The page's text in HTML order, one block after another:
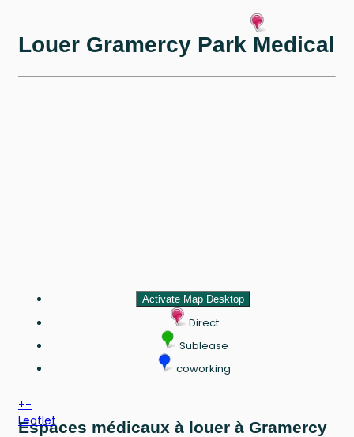
Louer Gramercy Park Medical
+-
Leaflet
Activate Map Desktop
Direct
Sublease
coworking
Espaces médicaux à louer à Gramercy